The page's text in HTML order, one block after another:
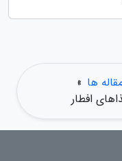
ها »
افطار